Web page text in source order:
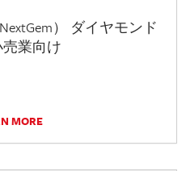
） ダイヤモンド
業向け
MORE